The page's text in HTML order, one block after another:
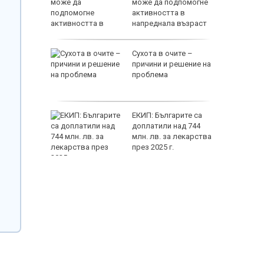
може да подпомогне
активността в
напреднала възраст
Сухота в очите –
причини и решение на
проблема
ЕКИП: Българите са
доплатили над 744
млн. лв. за лекарства
през 2025 г.